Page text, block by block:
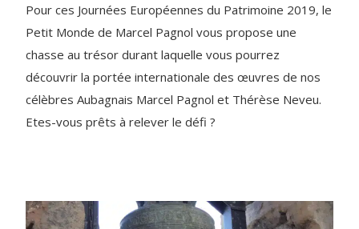
Pour ces Journées Européennes du Patrimoine 2019, le
Petit Monde de Marcel Pagnol vous propose une
chasse au trésor durant laquelle vous pourrez
découvrir la portée internationale des œuvres de nos
célèbres Aubagnais Marcel Pagnol et Thérèse Neveu.
Etes-vous prêts à relever le défi ?